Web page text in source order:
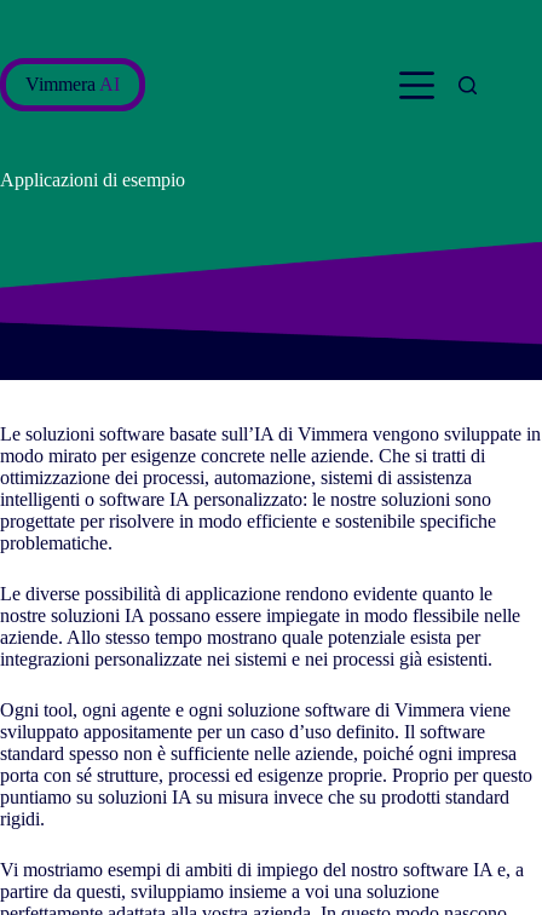
Vimmera AI
Applicazioni di esempio
Le soluzioni software basate sull’IA di Vimmera vengono sviluppate in
modo mirato per esigenze concrete nelle aziende. Che si tratti di
ottimizzazione dei processi, automazione, sistemi di assistenza
intelligenti o software IA personalizzato: le nostre soluzioni sono
progettate per risolvere in modo efficiente e sostenibile specifiche
problematiche.
Le diverse possibilità di applicazione rendono evidente quanto le
nostre soluzioni IA possano essere impiegate in modo flessibile nelle
aziende. Allo stesso tempo mostrano quale potenziale esista per
integrazioni personalizzate nei sistemi e nei processi già esistenti.
Ogni tool, ogni agente e ogni soluzione software di Vimmera viene
sviluppato appositamente per un caso d’uso definito. Il software
standard spesso non è sufficiente nelle aziende, poiché ogni impresa
porta con sé strutture, processi ed esigenze proprie. Proprio per questo
puntiamo su soluzioni IA su misura invece che su prodotti standard
rigidi.
Vi mostriamo esempi di ambiti di impiego del nostro software IA e, a
partire da questi, sviluppiamo insieme a voi una soluzione